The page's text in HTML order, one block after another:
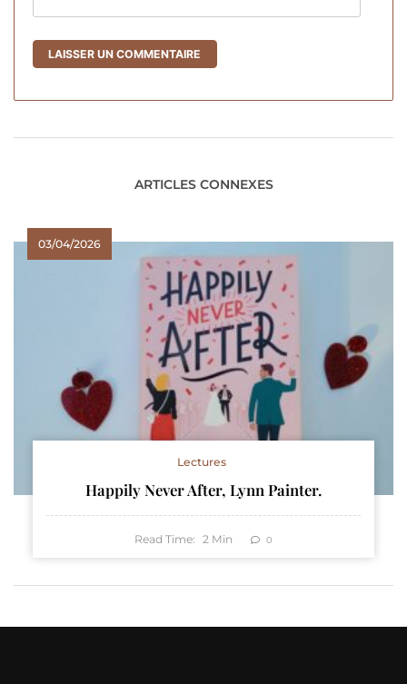
ARTICLES CONNEXES
03/04/2026
Lectures
Happily Never After, Lynn Painter.
Read Time: 2 Min 0